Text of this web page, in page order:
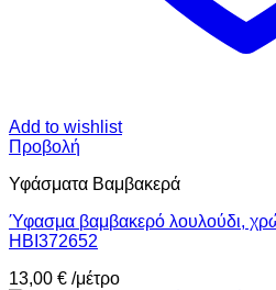
Add to wishlist
Προβολή
Υφάσματα Βαμβακερά
Ύφασμα βαμβακερό λουλούδι,
HBI372652
13,00 € /μέτρο